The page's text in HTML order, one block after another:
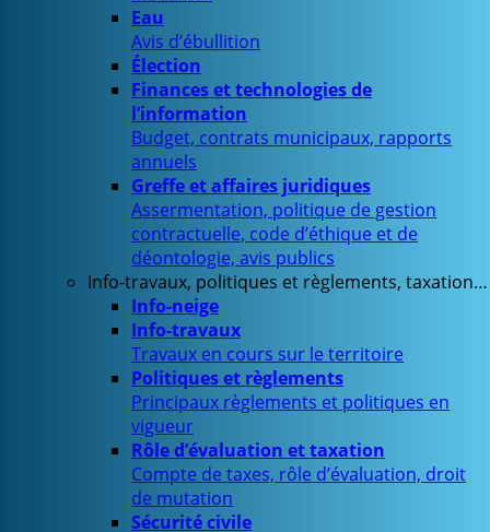
Eau
Avis d’ébullition
Élection
Finances et technologies de
l’information
Budget, contrats municipaux, rapports
annuels
Greffe et affaires juridiques
Assermentation, politique de gestion
contractuelle, code d’éthique et de
déontologie, avis publics
Info-travaux, politiques et règlements, taxation…
Info-neige
Info-travaux
Travaux en cours sur le territoire
Politiques et règlements
Principaux règlements et politiques en
vigueur
Rôle d’évaluation et taxation
Compte de taxes, rôle d’évaluation, droit
de mutation
Sécurité civile